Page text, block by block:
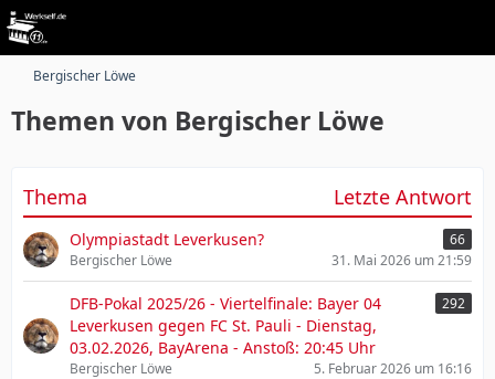
Bergischer Löwe
Themen von Bergischer Löwe
Thema Letzte Antwort
Olympiastadt Leverkusen?
66
Bergischer Löwe
31. Mai 2026 um 21:59
DFB-Pokal 2025/26 - Viertelfinale: Bayer 04
Leverkusen gegen FC St. Pauli - Dienstag,
03.02.2026, BayArena - Anstoß: 20:45 Uhr
292
Bergischer Löwe 5. Februar 2026 um 16:16